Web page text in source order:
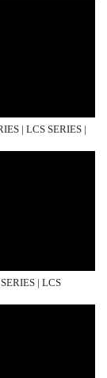
| LCS SERIES |
| LCS